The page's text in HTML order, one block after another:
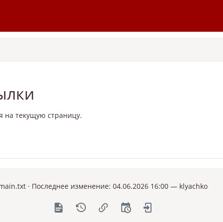
на текущую страницу.
· Последнее изменение: 04.06.2026 16:00 — klyachko